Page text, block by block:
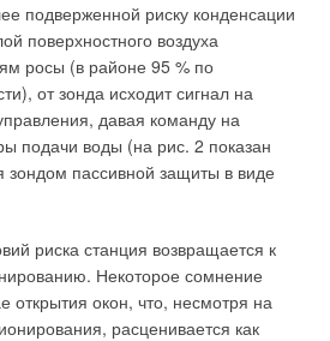
подверженной риску конденсации
поверхностного воздуха
росы (в районе 95 % по
от зонда исходит сигнал на
давая команду на
подачи воды (на рис. 2 показан
зондом пассивной защиты в виде
риска станция возвращается к
Некоторое сомнение
открытия окон, что, несмотря на
расценивается как